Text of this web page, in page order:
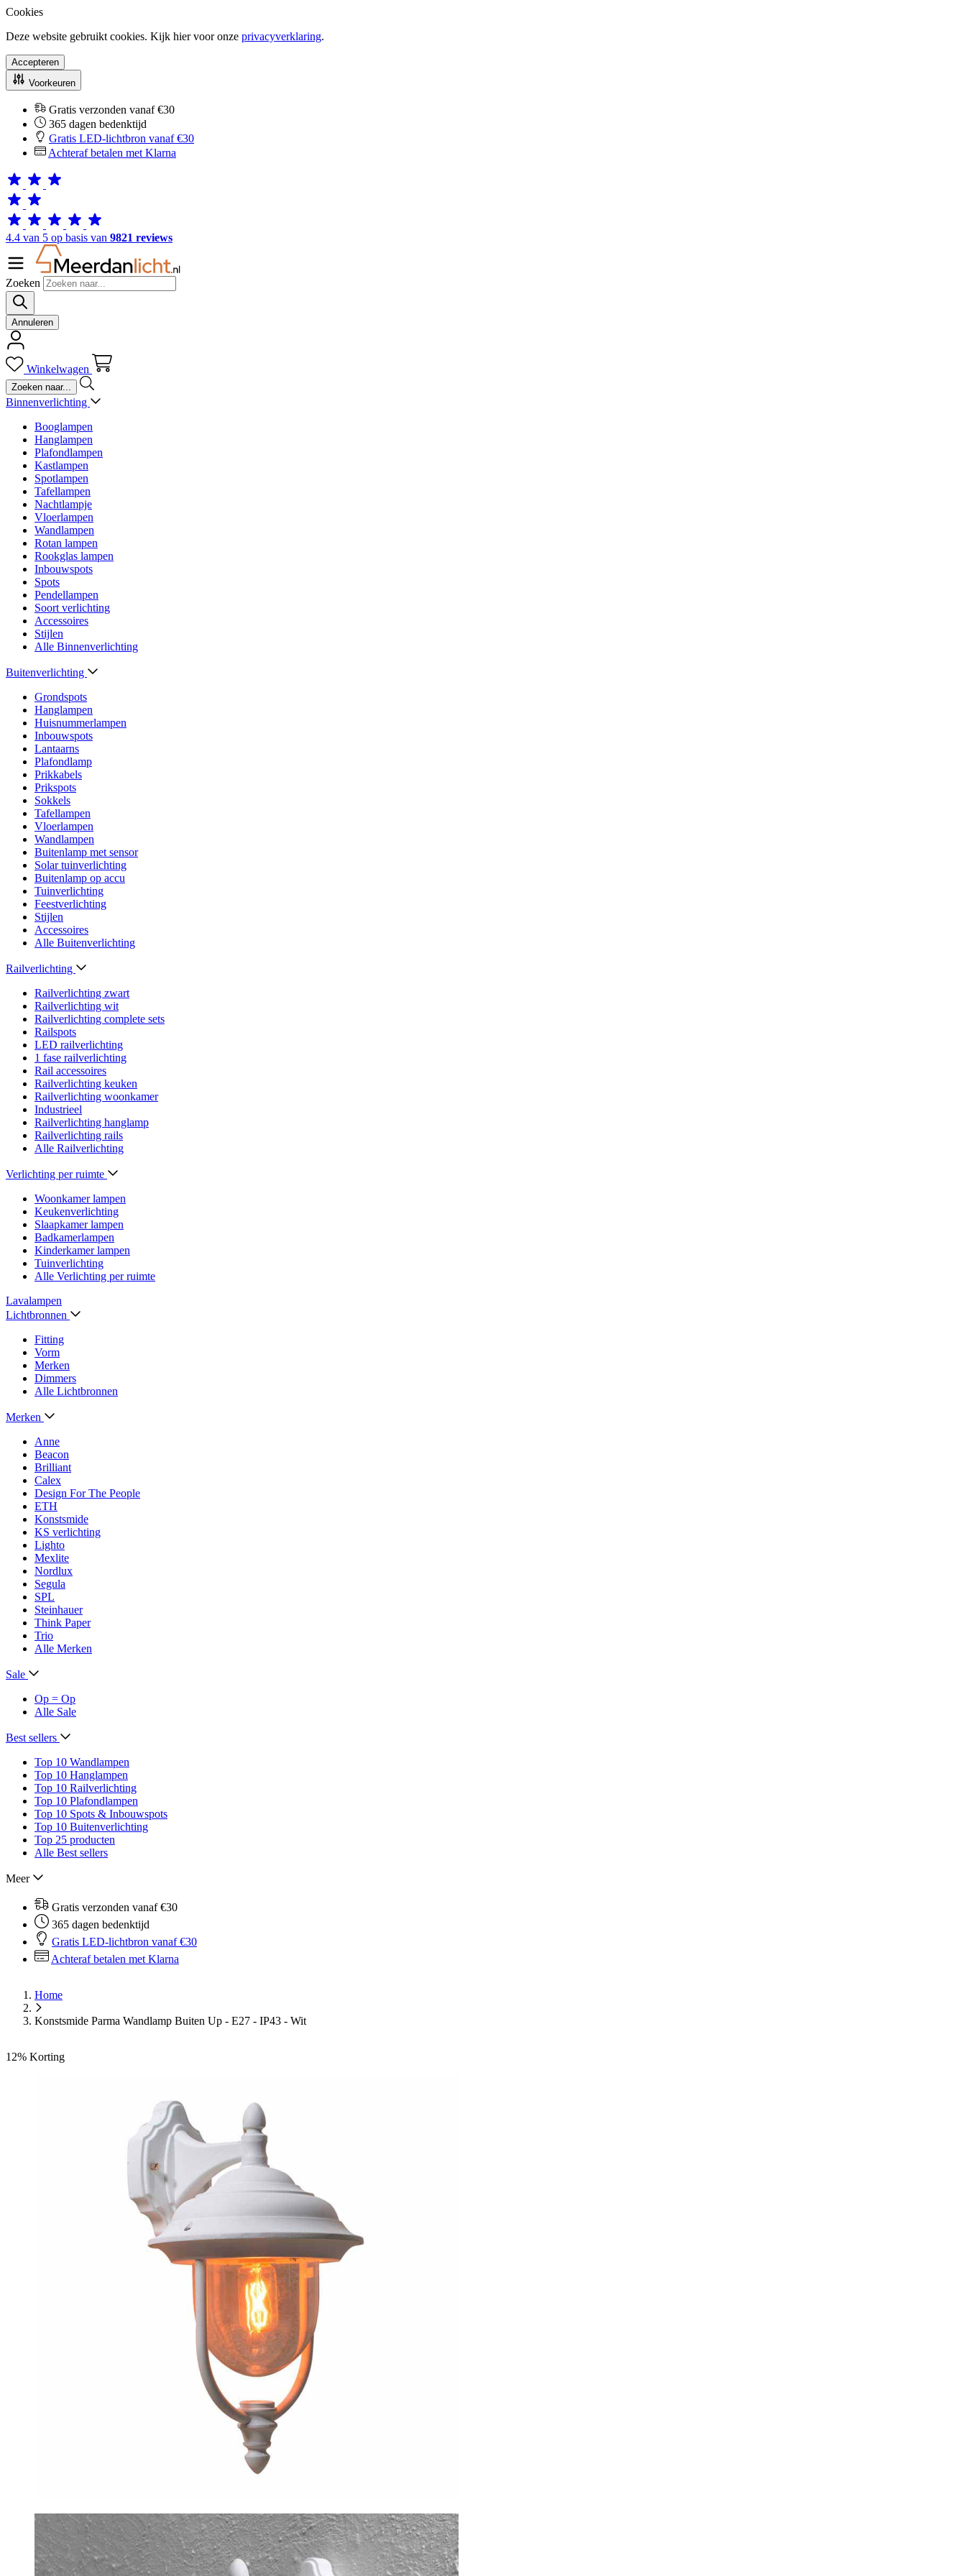
Cookies
Deze website gebruikt cookies. Kijk hier voor onze privacyverklaring.
Accepteren
Voorkeuren
Gratis verzonden vanaf €30
365 dagen bedenktijd
Gratis LED-lichtbron vanaf €30
Achteraf betalen met Klarna
4.4 van 5 op basis van 9821 reviews
Zoeken
Annuleren
Winkelwagen
Binnenverlichting
Booglampen
Hanglampen
Plafondlampen
Kastlampen
Spotlampen
Tafellampen
Nachtlampje
Vloerlampen
Wandlampen
Rotan lampen
Rookglas lampen
Inbouwspots
Spots
Pendellampen
Soort verlichting
Accessoires
Stijlen
Alle Binnenverlichting
Buitenverlichting
Grondspots
Hanglampen
Huisnummerlampen
Inbouwspots
Lantaarns
Plafondlamp
Prikkabels
Prikspots
Sokkels
Tafellampen
Vloerlampen
Wandlampen
Buitenlamp met sensor
Solar tuinverlichting
Buitenlamp op accu
Tuinverlichting
Feestverlichting
Stijlen
Accessoires
Alle Buitenverlichting
Railverlichting
Railverlichting zwart
Railverlichting wit
Railverlichting complete sets
Railspots
LED railverlichting
1 fase railverlichting
Rail accessoires
Railverlichting keuken
Railverlichting woonkamer
Industrieel
Railverlichting hanglamp
Railverlichting rails
Alle Railverlichting
Verlichting per ruimte
Woonkamer lampen
Keukenverlichting
Slaapkamer lampen
Badkamerlampen
Kinderkamer lampen
Tuinverlichting
Alle Verlichting per ruimte
Lavalampen
Lichtbronnen
Fitting
Vorm
Merken
Dimmers
Alle Lichtbronnen
Merken
Anne
Beacon
Brilliant
Calex
Design For The People
ETH
Konstsmide
KS verlichting
Lighto
Mexlite
Nordlux
Segula
SPL
Steinhauer
Think Paper
Trio
Alle Merken
Sale
Op = Op
Alle Sale
Best sellers
Top 10 Wandlampen
Top 10 Hanglampen
Top 10 Railverlichting
Top 10 Plafondlampen
Top 10 Spots & Inbouwspots
Top 10 Buitenverlichting
Top 25 producten
Alle Best sellers
Meer
Gratis verzonden vanaf €30
365 dagen bedenktijd
Gratis LED-lichtbron vanaf €30
Achteraf betalen met Klarna
Home
Konstsmide Parma Wandlamp Buiten Up - E27 - IP43 - Wit
12% Korting